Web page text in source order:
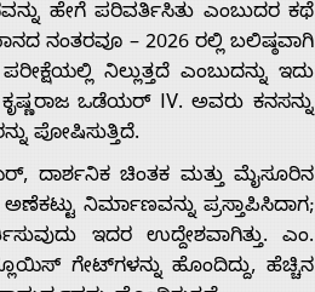
ಹೇಗೆ ಪರಿವರ್ತಿಸಿತು ಎಂಬುದರ ಕಥೆ
ನಂತರವೂ – 2026 ರಲ್ಲಿ ಬಲಿಷ್ಠವಾಗಿ
ನಿಲ್ಲುತ್ತದೆ ಎಂಬುದನ್ನು ಇದು
ಒಡೆಯರ್ IV. ಅವರು ಕನಸನ್ನು
ಪೋಷಿಸುತ್ತಿದೆ.
ದಾರ್ಶನಿಕ ಚಿಂತಕ ಮತ್ತು ಮೈಸೂರಿನ
ನಿರ್ಮಾಣವನ್ನು ಪ್ರಸ್ತಾಪಿಸಿದಾಗ;
ಇದರ ಉದ್ದೇಶವಾಗಿತ್ತು. ಎಂ.
ಗೇಟ್‌ಗಳನ್ನು ಹೊಂದಿದ್ದು, ಹೆಚ್ಚಿನ